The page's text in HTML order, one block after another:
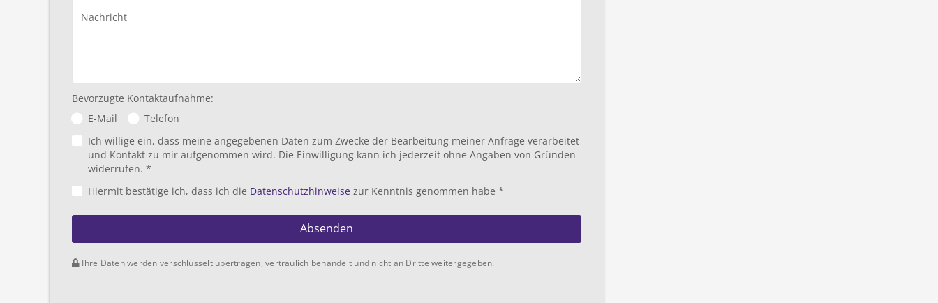
Nachricht
Bevorzugte Kontaktaufnahme:
E-Mail
Telefon
Ich willige ein, dass meine angegebenen Daten zum Zwecke der Bearbeitung meiner Anfrage verarbeitet
und Kontakt zu mir aufgenommen wird. Die Einwilligung kann ich jederzeit ohne Angaben von Gründen
widerrufen. *
Hiermit bestätige ich, dass ich die Datenschutzhinweise zur Kenntnis genommen habe *
Absenden
Ihre Daten werden verschlüsselt übertragen, vertraulich behandelt und nicht an Dritte weitergegeben.